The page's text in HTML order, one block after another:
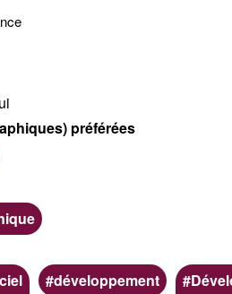
préférées
développement